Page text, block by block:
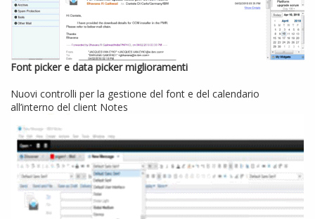
Font picker e data picker miglioramenti
Nuovi controlli per la gestione del font e del calendario
all’interno del client Notes